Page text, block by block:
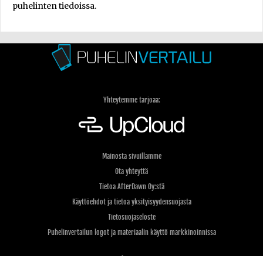
puhelinten tiedoissa.
Yhteytemme tarjoaa:
Mainosta sivuillamme
Ota yhteyttä
Tietoa AfterDawn Oy:stä
Käyttöehdot ja tietoa yksityisyydensuojasta
Tietosuojaseloste
Puhelinvertailun logot ja materiaalin käyttö markkinoinnissa